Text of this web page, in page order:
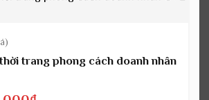
trang phong cách doanh nhân